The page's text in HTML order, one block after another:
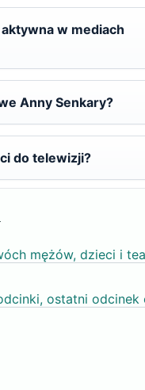
w mediach
Anny Senkary?
do telewizji?
mężów, dzieci i
ostatni odcinek